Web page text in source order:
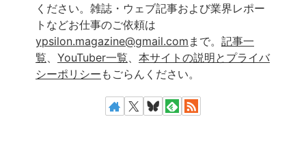
ください。雑誌・ウェブ記事および業界レポー
トなどお仕事のご依頼は
ypsilon.magazine@gmail.com まで。 記事一
覧、 YouTuber一覧、 本サイトの説明とプライバ
シーポリシー もごらんください。